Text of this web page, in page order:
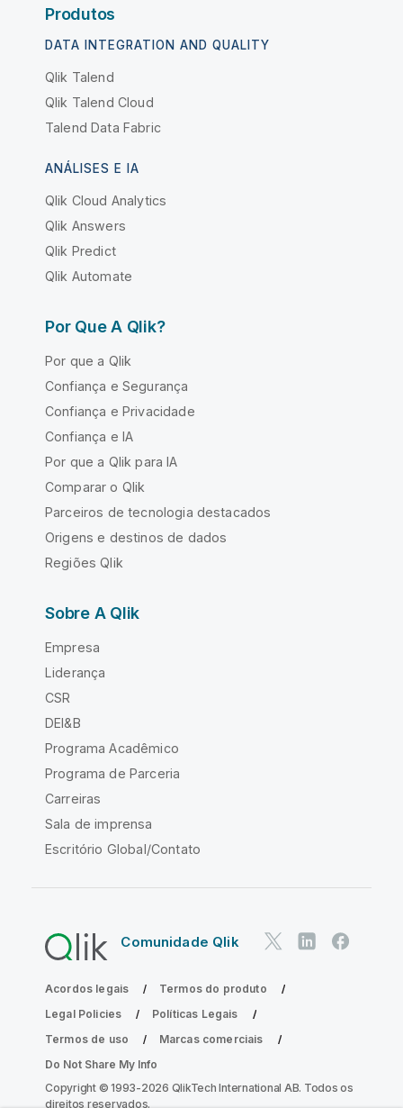
Produtos
DATA INTEGRATION AND QUALITY
Qlik Talend
Qlik Talend Cloud
Talend Data Fabric
ANÁLISES E IA
Qlik Cloud Analytics
Qlik Answers
Qlik Predict
Qlik Automate
Por Que A Qlik?
Por que a Qlik
Confiança e Segurança
Confiança e Privacidade
Confiança e IA
Por que a Qlik para IA
Comparar o Qlik
Parceiros de tecnologia destacados
Origens e destinos de dados
Regiões Qlik
Sobre A Qlik
Empresa
Liderança
CSR
DEI&B
Programa Acadêmico
Programa de Parceria
Carreiras
Sala de imprensa
Escritório Global/Contato
Comunidade Qlik
Acordos legais
Termos do produto
Legal Policies
Políticas Legais
Termos de uso
Marcas comerciais
Do Not Share My Info
Copyright © 1993-2026 QlikTech International AB. Todos os
direitos reservados.